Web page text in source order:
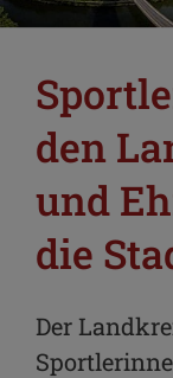
den
und
die
Der